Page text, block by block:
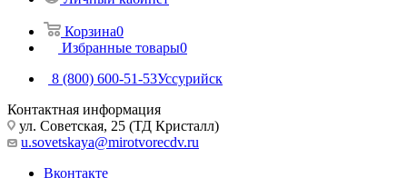
Корзина0
Избранные товары0
8 (800) 600-51-53Уссурийск
Контактная информация
ул. Советская, 25 (ТД Кристалл)
u.sovetskaya@mirotvorecdv.ru
Вконтакте